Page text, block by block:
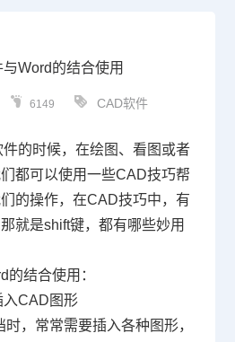
Word的结合使用
6149 CAD软件
件的时候，在绘图、看图或者
都可以使用一些CAD技巧帮
的操作，在CAD技巧中，有
就是shift键，都有哪些妙用
的结合使用：
入CAD 图形
时，常常需要插入各种图形，